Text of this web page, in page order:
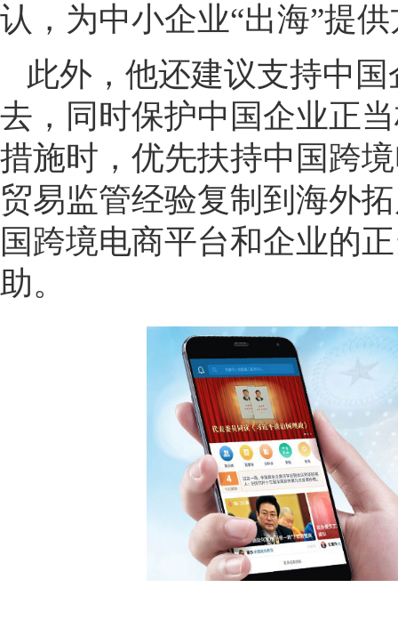
认，为中小企业“出海”提
此外，他还建议支持中
去，同时保护中国企业正
措施时，优先扶持中国跨
贸易监管经验复制到海外
国跨境电商平台和企业的
助。